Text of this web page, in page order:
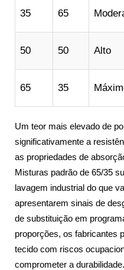
35 65
50 50 Alto
65 35
Um teor mais elevado de
significativamente a
as propriedades de
Misturas padrão de 65/35
lavagem industrial do que
apresentarem sinais de
de substituição em
proporções, os fabricantes
tecido com riscos
comprometer a durabilidade.